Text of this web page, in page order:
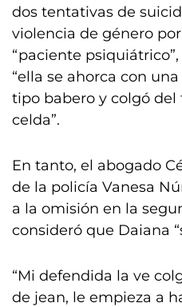
dos tentativas de
violencia de género
“paciente
“ella se ahorca con
tipo babero y colgó del
celda”.
En tanto, el abogado
de la policía Vanesa
a la omisión en la
consideró que Daiana
“Mi defendida la ve
de jean, le empieza a